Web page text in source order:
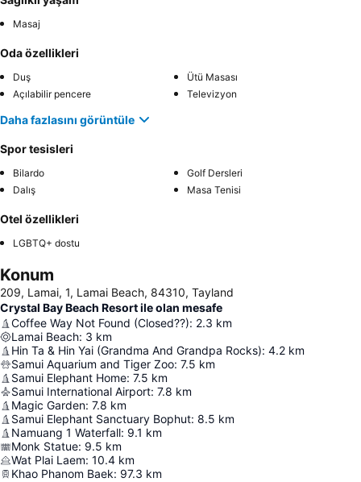
Masaj
Oda özellikleri
Duş
Ütü Masası
Açılabilir pencere
Televizyon
Daha fazlasını görüntüle
Spor tesisleri
Bilardo
Golf Dersleri
Dalış
Masa Tenisi
Otel özellikleri
LGBTQ+ dostu
Konum
209, Lamai, 1, Lamai Beach, 84310, Tayland
Crystal Bay Beach Resort ile olan mesafe
Coffee Way Not Found (Closed??): 2.3 km
Lamai Beach: 3 km
Hin Ta & Hin Yai (Grandma And Grandpa Rocks): 4.2 km
Samui Aquarium and Tiger Zoo: 7.5 km
Samui Elephant Home: 7.5 km
Samui International Airport: 7.8 km
Magic Garden: 7.8 km
Samui Elephant Sanctuary Bophut: 8.5 km
Namuang 1 Waterfall: 9.1 km
Monk Statue: 9.5 km
Wat Plai Laem: 10.4 km
Khao Phanom Baek: 97.3 km